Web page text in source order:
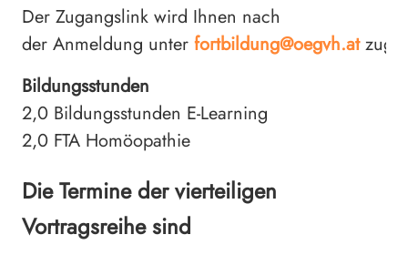
Der Zugangslink wird Ihnen nach
der Anmeldung unter fortbildung@oegvh.at
Bildungsstunden
2,0 Bildungsstunden E-Learning
2,0 FTA Homöopathie
Die Termine der vierteiligen
Vortragsreihe sind